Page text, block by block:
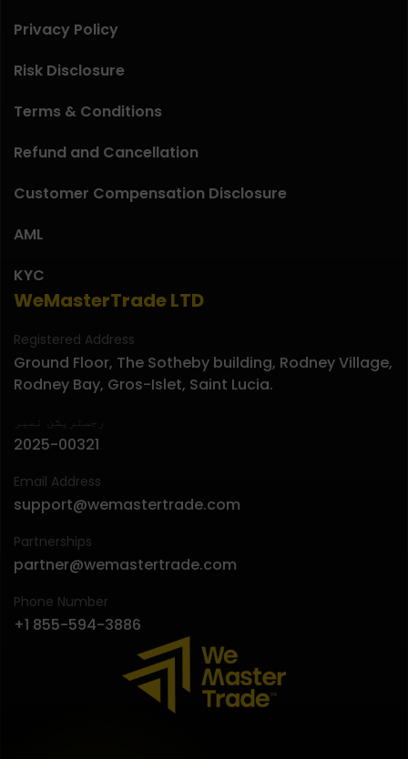
WeMasterTrade LTD
Registered Address
Ground Floor, The Sotheby building, Rodney Village,
Rodney Bay, Gros-Islet, Saint Lucia.
رجسٹریشن نمبر
2025-00321
Email Address
support@wemastertrade.com
Partnerships
partner@wemastertrade.com
Phone Number
+1 855-594-3886
Privacy Policy
Risk Disclosure
Terms & Conditions
Refund and Cancellation
Customer Compensation Disclosure
AML
KYC